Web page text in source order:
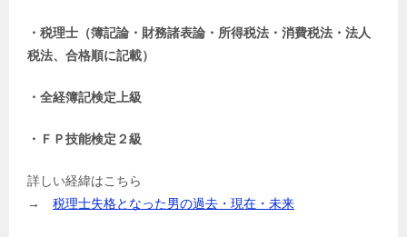
・税理士（簿記論・財務諸表論・所得税法・消費税法・法人
税法、合格順に記載）
・全経簿記検定上級
・ＦＰ技能検定２級
詳しい経緯はこちら
→ 税理士失格となった男の過去・現在・未来